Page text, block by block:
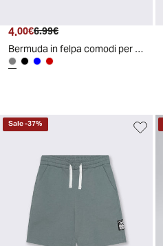
Prezzo attuale
4.00€ Prezzo originale
6.99€
Bermuda in felpa comodi per il tempo libero - Grigio
Sale-37%